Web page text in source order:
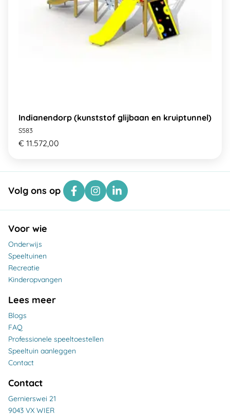
Indianendorp (kunststof glijbaan en kruiptunnel)
S583
€ 11.572,00
Volg ons op
Voor wie
Onderwijs
Speeltuinen
Recreatie
Kinderopvangen
Lees meer
Blogs
FAQ
Professionele speeltoestellen
Speeltuin aanleggen
Contact
Contact
Gernierswei 21
9043 VX WIER